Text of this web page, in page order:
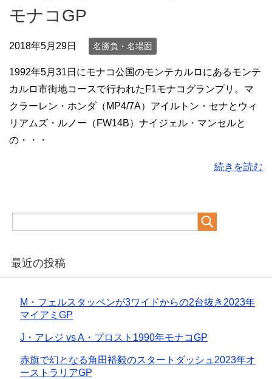
モナコGP
2018年5月29日 名勝負・名場面
1992年5月31日にモナコ公国のモンテカルロにあるモンテ
カルロ市街地コースで行われたF1モナコグランプリ。マ
クラーレン・ホンダ（MP4/7A）アイルトン・セナとウィ
リアムズ・ルノー（FW14B）ナイジェル・マンセルと
の・・・
続きを読む
最近の投稿
M・フェルスタッペンが3ワイドからの2台抜き2023年
マイアミGP
J・アレジ vs A・プロスト1990年モナコGP
赤旗で幻となる角田裕毅のスタートダッシュ2023年オ
ーストラリアGP